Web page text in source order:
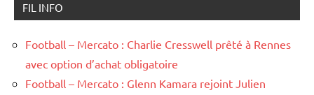
FIL INFO
Football – Mercato : Charlie Cresswell prêté à Rennes
avec option d’achat obligatoire
Football – Mercato : Glenn Kamara rejoint Julien